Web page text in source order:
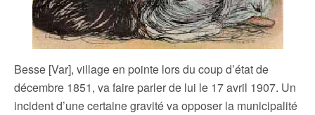
Besse [Var], village en pointe lors du coup d’état de
décembre 1851, va faire parler de lui le 17 avril 1907. Un
incident d’une certaine gravité va opposer la municipalité